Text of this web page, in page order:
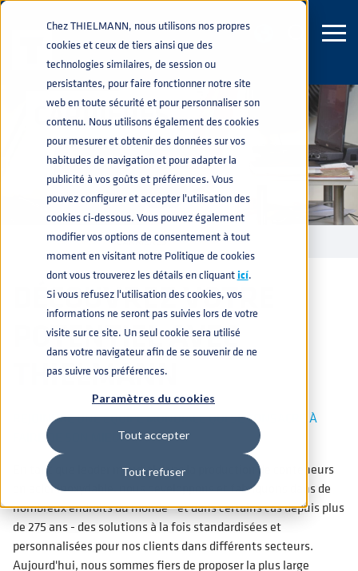
Chez THIELMANN, nous utilisons nos propres
cookies et ceux de tiers ainsi que des
technologies similaires, de session ou
persistantes, pour faire fonctionner notre site
web en toute sécurité et pour personnaliser son
contenu. Nous utilisons également des cookies
pour mesurer et obtenir des données sur vos
habitudes de navigation et pour adapter la
publicité à vos goûts et préférences. Vous
pouvez configurer et accepter l'utilisation des
cookies ci-dessous. Vous pouvez également
modifier vos options de consentement à tout
moment en visitant notre Politique de cookies
dont vous trouverez les détails en cliquanticí.
Si vous refusez l'utilisation des cookies, vos
informations ne seront pas suivies lors de votre
visite sur ce site. Un seul cookie sera utilisé
dans votre navigateur afin de se souvenir de ne
pas suivre vos préférences.
Paramètres du cookies
Tout accepter
Tout refuser
CARRIÈRES
ENTERPRISEnavigate_nextCARRIÈRES
DÉCOUVREZ VOTRE
POTENTIEL AVEC
THIELMANN
REJOINDRE UNE ÉQUIPE MONDIALE QUI SE CONSACRE À
FAIRE DE SON MIEUX
En tant que leader mondial dans la production de conteneurs
en acier inoxydable, nous développons et fabriquons dans de
nombreux endroits du monde - et dans certains cas depuis plus
de 275 ans - des solutions à la fois standardisées et
personnalisées pour nos clients dans différents secteurs.
Aujourd'hui, nous sommes fiers de proposer la plus large